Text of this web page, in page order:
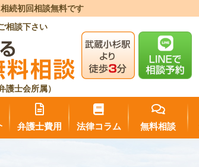
続初回相談無料です
相談下さい
士会所属）
弁護士費用 法律コラム 無料相談